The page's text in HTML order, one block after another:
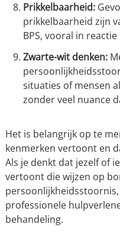
Prikkelbaarheid:
prikkelbaarheid zijn
BPS, vooral in
Zwarte-wit denken:
situaties of mensen
zonder veel nuance
Het is belangrijk op te
kenmerken vertoont en
Als je denkt dat jezelf of
vertoont die wijzen op
professionele
behandeling.